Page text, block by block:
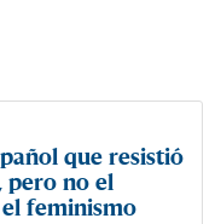
que resistió
pero no el
feminismo